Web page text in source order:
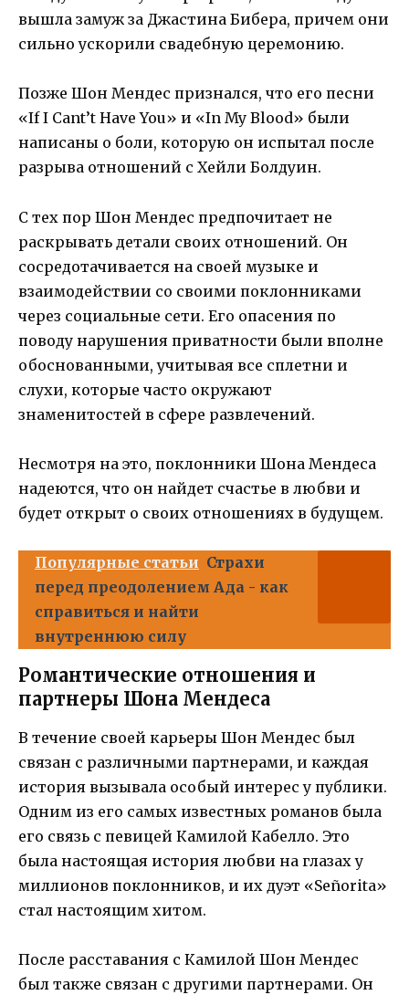
вышла замуж за Джастина Бибера, причем они
сильно ускорили свадебную церемонию.
Позже Шон Мендес признался, что его песни
«If I Cant’t Have You» и «In My Blood» были
написаны о боли, которую он испытал после
разрыва отношений с Хейли Болдуин.
С тех пор Шон Мендес предпочитает не
раскрывать детали своих отношений. Он
сосредотачивается на своей музыке и
взаимодействии со своими поклонниками
через социальные сети. Его опасения по
поводу нарушения приватности были вполне
обоснованными, учитывая все сплетни и
слухи, которые часто окружают
знаменитостей в сфере развлечений.
Несмотря на это, поклонники Шона Мендеса
надеются, что он найдет счастье в любви и
будет открыт о своих отношениях в будущем.
Популярные статьи Страхи
перед преодолением Ада - как
справиться и найти
внутреннюю силу
Романтические отношения и
партнеры Шона Мендеса
В течение своей карьеры Шон Мендес был
связан с различными партнерами, и каждая
история вызывала особый интерес у публики.
Одним из его самых известных романов была
его связь с певицей Камилой Кабелло. Это
была настоящая история любви на глазах у
миллионов поклонников, и их дуэт «Señorita»
стал настоящим хитом.
После расставания с Камилой Шон Мендес
был также связан с другими партнерами. Он